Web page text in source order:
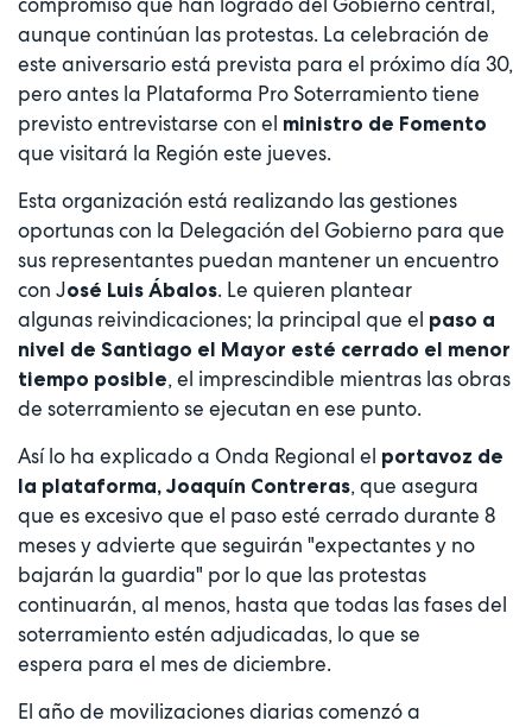
aunque continúan las protestas. La celebración de
este aniversario está prevista para el próximo día 30,
pero antes la Plataforma Pro Soterramiento tiene
previsto entrevistarse con el ministro de Fomento
que visitará la Región este jueves.
Esta organización está realizando las gestiones
oportunas con la Delegación del Gobierno para que
sus representantes puedan mantener un encuentro
con José Luis Ábalos. Le quieren plantear
algunas reivindicaciones; la principal que el paso a
nivel de Santiago el Mayor esté cerrado el menor
tiempo posible, el imprescindible mientras las obras
de soterramiento se ejecutan en ese punto.
Así lo ha explicado a Onda Regional el portavoz de
la plataforma, Joaquín Contreras, que asegura
que es excesivo que el paso esté cerrado durante 8
meses y advierte que seguirán "expectantes y no
bajarán la guardia" por lo que las protestas
continuarán, al menos, hasta que todas las fases del
soterramiento estén adjudicadas, lo que se
espera para el mes de diciembre.
El año de movilizaciones diarias comenzó a